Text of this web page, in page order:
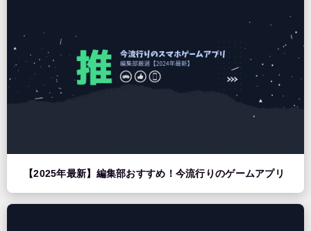
【2025年最新】編集部おすすめ！今流行りのゲームアプリ